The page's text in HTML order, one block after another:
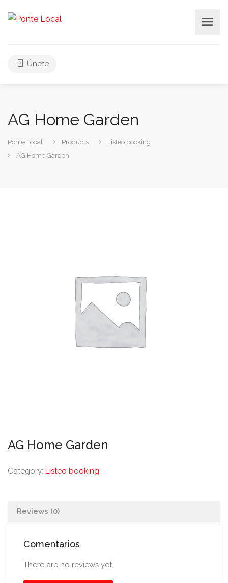
Únete
AG Home Garden
Ponte Local Products
Listeo booking
AG Home Garden
AG Home Garden
Category: Listeo booking
Reviews (0)
Comentarios
There are no reviews yet.